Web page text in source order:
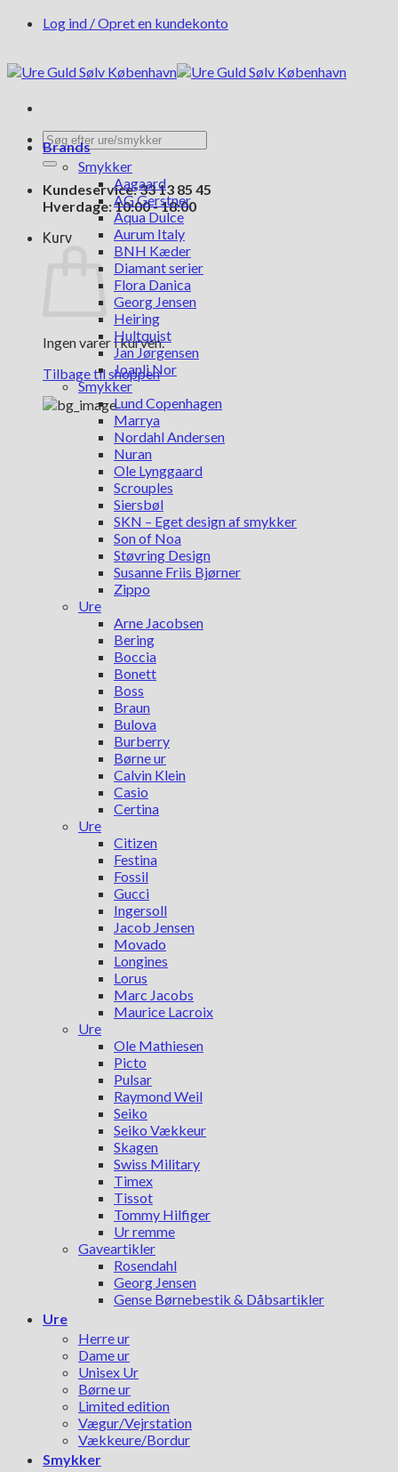
FortsætLog ind / Opret en kundekonto
Søg
efter:
Kundeservice: 33 13 85 45
Hverdage: 10:00 - 18:00
Kurv
Ingen varer i kurven.
Tilbage til shoppen
Brands
Smykker
Aagaard
AG Gerstner
Aqua Dulce
Aurum Italy
BNH Kæder
Diamant serier
Flora Danica
Georg Jensen
Heiring
Hultquist
Jan Jørgensen
Joanli Nor
Smykker
Lund Copenhagen
Marrya
Nordahl Andersen
Nuran
Ole Lynggaard
Scrouples
Siersbøl
SKN – Eget design af smykker
Son of Noa
Støvring Design
Susanne Friis Bjørner
Zippo
Ure
Arne Jacobsen
Bering
Boccia
Bonett
Boss
Braun
Bulova
Burberry
Børne ur
Calvin Klein
Casio
Certina
Ure
Citizen
Festina
Fossil
Gucci
Ingersoll
Jacob Jensen
Movado
Longines
Lorus
Marc Jacobs
Maurice Lacroix
Ure
Ole Mathiesen
Picto
Pulsar
Raymond Weil
Seiko
Seiko Vækkeur
Skagen
Swiss Military
Timex
Tissot
Tommy Hilfiger
Ur remme
Gaveartikler
Rosendahl
Georg Jensen
Gense Børnebestik & Dåbsartikler
Ure
Herre ur
Dame ur
Unisex Ur
Børne ur
Limited edition
Vægur/Vejrstation
Vækkeure/Bordur
Smykker